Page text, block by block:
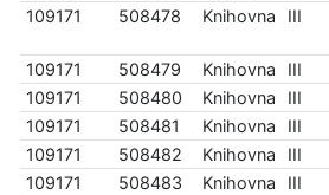
109171
508478 Knihovna III
109171
508479 Knihovna
III
109171
508480 Knihovna
III
109171
508481 Knihovna
III
109171
508482 Knihovna
III
109171
508483 Knihovna
III